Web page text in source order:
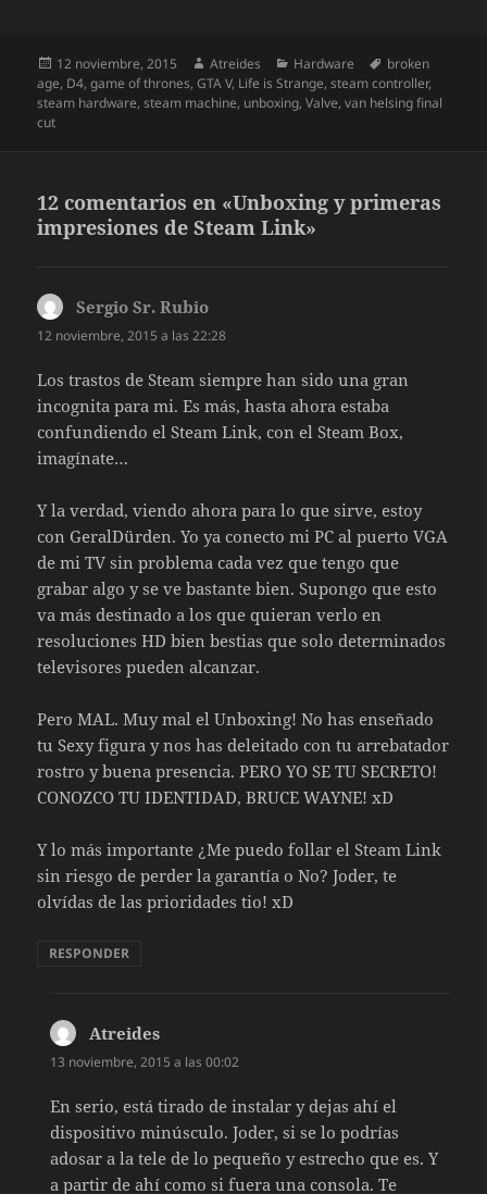
Publicado
el
12 noviembre, 2015 Autor
Atreides Categorías
Hardware Etiquetas
broken
age, D4,game of thrones,GTA V, Life is Strange,steam controller,
steam hardware,steam machine, unboxing,Valve,van helsing final
cut
12 comentarios en «Unboxing y primeras
impresiones de Steam Link»
Sergio Sr. Rubio
12 noviembre, 2015 a las 22:28
Los trastos de Steam siempre han sido una gran
incognita para mi. Es más, hasta ahora estaba
confundiendo el Steam Link, con el Steam Box,
imagínate…
Y la verdad, viendo ahora para lo que sirve, estoy
con GeralDürden. Yo ya conecto mi PC al puerto VGA
de mi TV sin problema cada vez que tengo que
grabar algo y se ve bastante bien. Supongo que esto
va más destinado a los que quieran verlo en
resoluciones HD bien bestias que solo determinados
televisores pueden alcanzar.
Pero MAL. Muy mal el Unboxing! No has enseñado
tu Sexy figura y nos has deleitado con tu arrebatador
rostro y buena presencia. PERO YO SE TU SECRETO!
CONOZCO TU IDENTIDAD, BRUCE WAYNE! xD
Y lo más importante ¿Me puedo follar el Steam Link
sin riesgo de perder la garantía o No? Joder, te
olvídas de las prioridades tio! xD
RESPONDER
Atreides
13 noviembre, 2015 a las 00:02
En serio, está tirado de instalar y dejas ahí el
dispositivo minúsculo. Joder, si se lo podrías
adosar a la tele de lo pequeño y estrecho que es. Y
a partir de ahí como si fuera una consola. Te